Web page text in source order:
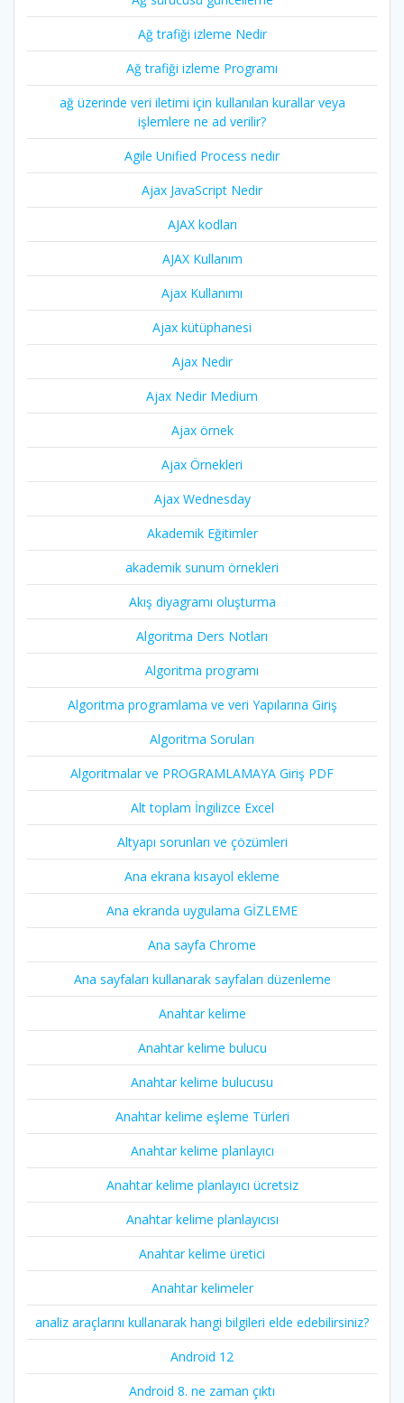
Ağ trafiği izleme Nedir
Ağ trafiği izleme Programı
ağ üzerinde veri iletimi için kullanılan kurallar veya
işlemlere ne ad verilir?
Agile Unified Process nedir
Ajax JavaScript Nedir
AJAX kodları
AJAX Kullanım
Ajax Kullanımı
Ajax kütüphanesi
Ajax Nedir
Ajax Nedir Medium
Ajax örnek
Ajax Örnekleri
Ajax Wednesday
Akademik Eğitimler
akademik sunum örnekleri
Akış diyagramı oluşturma
Algoritma Ders Notları
Algoritma programı
Algoritma programlama ve veri Yapılarına Giriş
Algoritma Soruları
Algoritmalar ve PROGRAMLAMAYA Giriş PDF
Alt toplam İngilizce Excel
Altyapı sorunları ve çözümleri
Ana ekrana kısayol ekleme
Ana ekranda uygulama GİZLEME
Ana sayfa Chrome
Ana sayfaları kullanarak sayfaları düzenleme
Anahtar kelime
Anahtar kelime bulucu
Anahtar kelime bulucusu
Anahtar kelime eşleme Türleri
Anahtar kelime planlayıcı
Anahtar kelime planlayıcı ücretsiz
Anahtar kelime planlayıcısı
Anahtar kelime üretici
Anahtar kelimeler
analiz araçlarını kullanarak hangi bilgileri elde edebilirsiniz?
Android 12
Android 8. ne zaman çıktı